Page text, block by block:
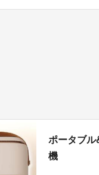
ポータブル
機